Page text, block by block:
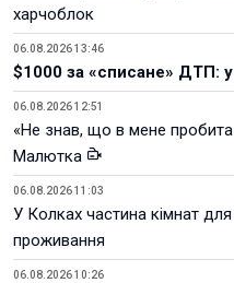
харчоблок
06.08.2026 13:46
$1000 за «списане» ДТП:
06.08.2026 12:51
«Не знав, що в мене
Малютка
06.08.2026 11:03
У Колках частина кімнат
проживання
06.08.2026 10:26